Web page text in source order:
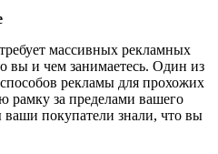
массивных рекламных
вы и чем занимаетесь. Один из
рекламы для прохожих
рамку за пределами вашего
ваши покупатели знали, что вы